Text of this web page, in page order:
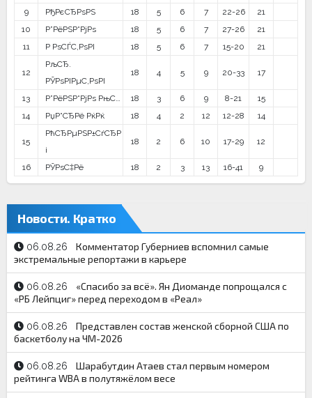
9
РђРєСЂРѕРЅ 18 5 6 7 22-26
21
10
Р”РёРЅР°РјРѕ 18 5 6 7 27-26
21
11
Р РѕСЃС‚РѕРІ 18 5 6 7 15-20 21
12
РљСЂ.
РЎРѕРІРµС‚РѕРІ
18 4 5 9 20-33 17
13 Р”РёРЅР°РјРѕ РњС… 18 3 6 9 8-21
15
14
РџР°СЂРё РќРќ 18 4 2 12 12-28 14
15
РћСЂРµРЅР±СѓСЂР
і
18 2 6 10 17-29 12
16 РЎРѕС‡Рё 18 2 3 13 16-41 9
Новости. Кратко
06.08.26
Комментатор Губерниев вспомнил самые
экстремальные репортажи в карьере
06.08.26
«Спасибо за всё». Ян Диоманде попрощался с
«РБ Лейпциг» перед переходом в «Реал»
06.08.26
Представлен состав женской сборной США по
баскетболу на ЧМ-2026
06.08.26
Шарабутдин Атаев стал первым номером
рейтинга WBA в полутяжёлом весе